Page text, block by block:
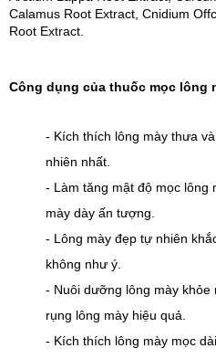
Calamus Root Extract, Cnidium
Root Extract.
Công dụng của thuốc mọc lông
- Kích thích lông mày thưa
nhiên nhất.
- Làm tăng mật độ mọc lông
mày dày ấn tượng.
- Lông mày đẹp tự nhiên
không như ý.
- Nuôi dưỡng lông mày
rụng lông mày hiệu quả.
- Kích thích lông mày mọc